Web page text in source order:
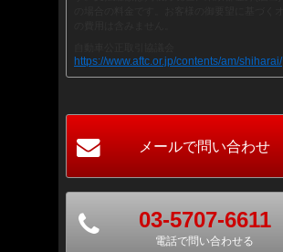
https://www.aftc.or.jp/contents/am/shiharai/
03-5707-6611
電話で問い合わせる